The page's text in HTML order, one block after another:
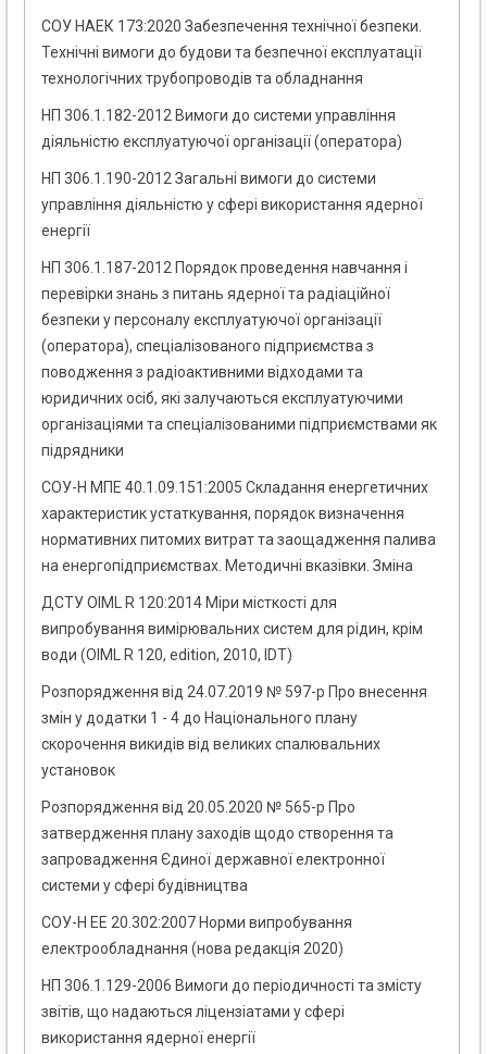
СОУ НАЕК 173:2020 Забезпечення технічної безпеки.
Технічні вимоги до будови та безпечної експлуатації
технологічних трубопроводів та обладнання
НП 306.1.182-2012 Вимоги до системи управління
діяльністю експлуатуючої організації (оператора)
НП 306.1.190-2012 Загальні вимоги до системи
управління діяльністю у сфері використання ядерної
енергії
НП 306.1.187-2012 Порядок проведення навчання і
перевірки знань з питань ядерної та радіаційної
безпеки у персоналу експлуатуючої організації
(оператора), спеціалізованого підприємства з
поводження з радіоактивними відходами та
юридичних осіб, які залучаються експлуатуючими
організаціями та спеціалізованими підприємствами як
підрядники
СОУ-Н МПЕ 40.1.09.151:2005 Складання енергетичних
характеристик устаткування, порядок визначення
нормативних питомих витрат та заощадження палива
на енергопідприємствах. Методичні вказівки. Зміна
ДСТУ OIML R 120:2014 Міри місткості для
випробування вимірювальних систем для рідин, крім
води (OIML R 120, edition, 2010, IDT)
Розпорядження від 24.07.2019 № 597-р Про внесення
змін у додатки 1 - 4 до Національного плану
скорочення викидів від великих спалювальних
установок
Розпорядження від 20.05.2020 № 565-р Про
затвердження плану заходів щодо створення та
запровадження Єдиної державної електронної
системи у сфері будівництва
СОУ-Н ЕЕ 20.302:2007 Норми випробування
електрообладнання (нова редакція 2020)
НП 306.1.129-2006 Вимоги до періодичності та змісту
звітів, що надаються ліцензіатами у сфері
використання ядерної енергії